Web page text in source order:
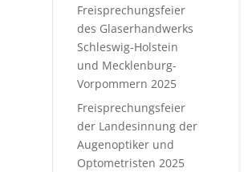
Freisprechungsfeier
des Glaserhandwerks
Schleswig-Holstein
und Mecklenburg-
Vorpommern 2025
Freisprechungsfeier
der Landesinnung der
Augenoptiker und
Optometristen 2025